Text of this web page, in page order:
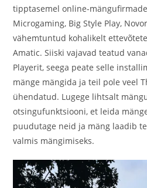
tipptasemel online-
Microgaming, Big Style Play,
vähemtuntud kohalikelt
Amatic. Siiski vajavad teatud
Playerit, seega peate selle
mänge mängida ja teil pole veel
ühendatud. Lugege lihtsalt
otsingufunktsiooni, et leida
puudutage neid ja mäng laadib
valmis mängimiseks.